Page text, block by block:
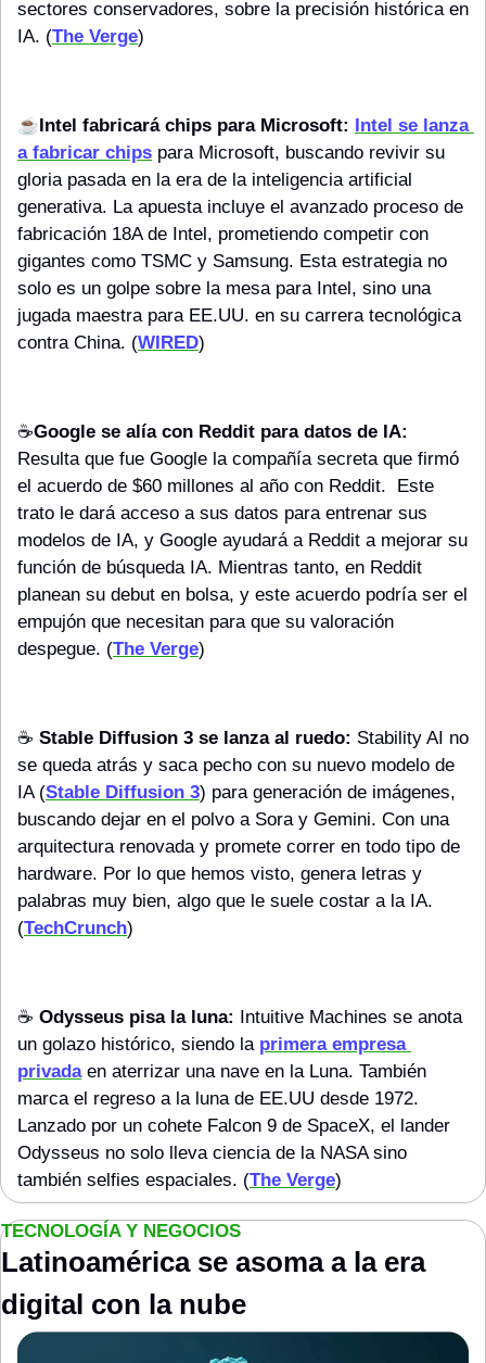
sectores conservadores, sobre la precisión histórica en
IA. (The Verge)
☕️Intel fabricará chips para Microsoft: Intel se lanza
a fabricar chips para Microsoft, buscando revivir su
gloria pasada en la era de la inteligencia artificial
generativa. La apuesta incluye el avanzado proceso de
fabricación 18A de Intel, prometiendo competir con
gigantes como TSMC y Samsung. Esta estrategia no
solo es un golpe sobre la mesa para Intel, sino una
jugada maestra para EE.UU. en su carrera tecnológica
contra China. (WIRED)
☕️Google se alía con Reddit para datos de IA:
Resulta que fue Google la compañía secreta que firmó
el acuerdo de $60 millones al año con Reddit.  Este
trato le dará acceso a sus datos para entrenar sus
modelos de IA, y Google ayudará a Reddit a mejorar su
función de búsqueda IA. Mientras tanto, en Reddit
planean su debut en bolsa, y este acuerdo podría ser el
empujón que necesitan para que su valoración
despegue. (The Verge)
☕️ Stable Diffusion 3 se lanza al ruedo: Stability AI no
se queda atrás y saca pecho con su nuevo modelo de
IA (Stable Diffusion 3) para generación de imágenes,
buscando dejar en el polvo a Sora y Gemini. Con una
arquitectura renovada y promete correr en todo tipo de
hardware. Por lo que hemos visto, genera letras y
palabras muy bien, algo que le suele costar a la IA.
(TechCrunch)
☕️ Odysseus pisa la luna: Intuitive Machines se anota
un golazo histórico, siendo la primera empresa
privada en aterrizar una nave en la Luna. También
marca el regreso a la luna de EE.UU desde 1972.
Lanzado por un cohete Falcon 9 de SpaceX, el lander
Odysseus no solo lleva ciencia de la NASA sino
también selfies espaciales. (The Verge)
TECNOLOGÍA Y NEGOCIOS
Latinoamérica se asoma a la era
digital con la nube